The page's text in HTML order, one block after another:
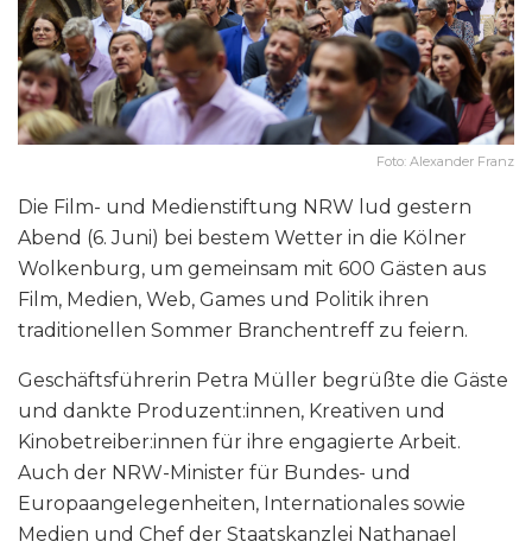
Foto: Alexander Franz
Die Film- und Medienstiftung NRW lud gestern
Abend (6. Juni) bei bestem Wetter in die Kölner
Wolkenburg, um gemeinsam mit 600 Gästen aus
Film, Medien, Web, Games und Politik ihren
traditionellen Sommer Branchentreff zu feiern.
Geschäftsführerin Petra Müller begrüßte die Gäste
und dankte Produzent:innen, Kreativen und
Kinobetreiber:innen für ihre engagierte Arbeit.
Auch der NRW-Minister für Bundes- und
Europaangelegenheiten, Internationales sowie
Medien und Chef der Staatskanzlei Nathanael